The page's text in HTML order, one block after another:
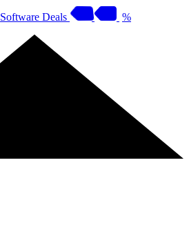
Software Deals %